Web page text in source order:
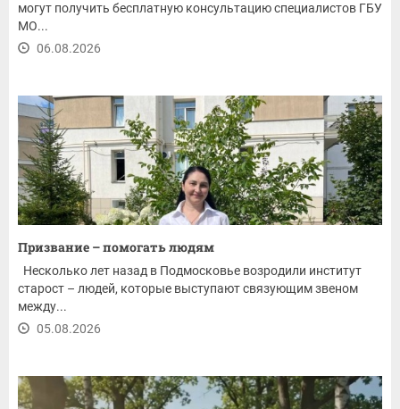
могут получить бесплатную консультацию специалистов ГБУ
МО...
06.08.2026
Призвание – помогать людям
Несколько лет назад в Подмосковье возродили институт
старост – людей, которые выступают связующим звеном
между...
05.08.2026